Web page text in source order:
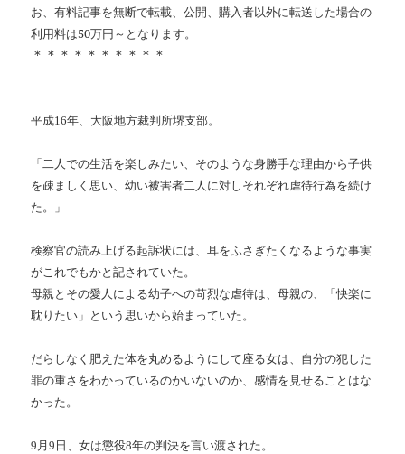
お、有料記事を無断で転載、公開、購入者以外に転送した場合の
利用料は50万円～となります。
＊＊＊＊＊＊＊＊＊＊
平成16年、大阪地方裁判所堺支部。
「二人での生活を楽しみたい、そのような身勝手な理由から子供
を疎ましく思い、幼い被害者二人に対しそれぞれ虐待行為を続け
た。」
検察官の読み上げる起訴状には、耳をふさぎたくなるような事実
がこれでもかと記されていた。
母親とその愛人による幼子への苛烈な虐待は、母親の、「快楽に
耽りたい」という思いから始まっていた。
だらしなく肥えた体を丸めるようにして座る女は、自分の犯した
罪の重さをわかっているのかいないのか、感情を見せることはな
かった。
9月9日、女は懲役8年の判決を言い渡された。